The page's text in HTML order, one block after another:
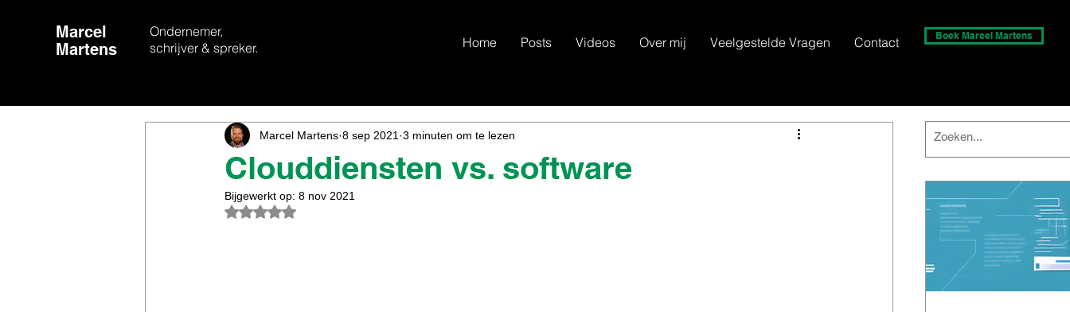
Marcel
Martens
Ondernemer,
schrijver & spreker.
Home Posts Videos Over mij Veelgestelde Vragen Contact Boek Marcel Martens
Clouddiensten vs. software
Marcel Martens 8 sep 2021 3 minuten om te lezen
Bijgewerkt op: 8 nov 2021
Beoordeeld met NaN uit 5 sterren.